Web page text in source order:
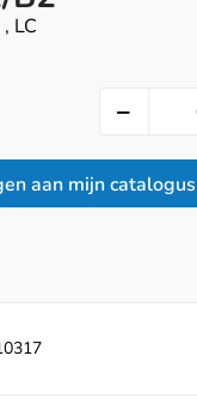
LC
aan mijn catalogus